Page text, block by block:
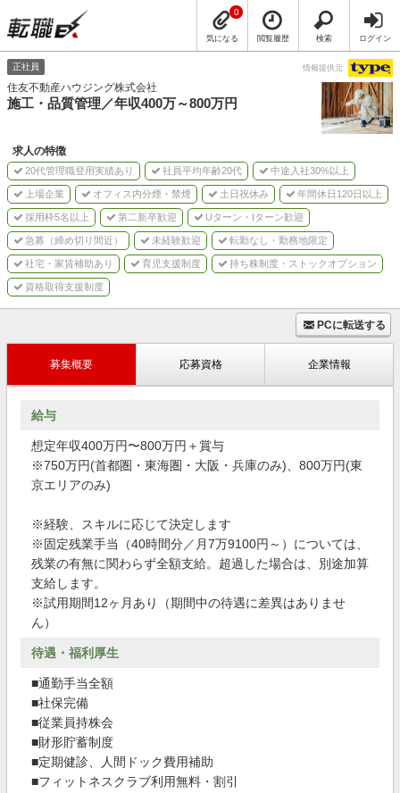
気になる
0
閲覧履歴 検索 ログイン
正社員 情報提供元
住友不動産ハウジング株式会社
施⼯・品質管理／年収400万～800万円
求人の特徴
20代管理職登用実績あり 社員平均年齢20代 中途入社30%以上
上場企業 オフィス内分煙・禁煙 土日祝休み 年間休日120日以上
採用枠5名以上 第二新卒歓迎 Uターン・Iターン歓迎
急募（締め切り間近） 未経験歓迎 転勤なし・勤務地限定
社宅・家賃補助あり 育児支援制度 持ち株制度・ストックオプション
資格取得支援制度
PCに転送する
募集概要 応募資格 企業情報
給与
想定年収400万円〜800万円＋賞与
※750万円(⾸都圏・東海圏・大阪・兵庫のみ)、800万円(東
京エリアのみ)
※経験、スキルに応じて決定します
※固定残業手当（40時間分／月7万9100円～）については、
残業の有無に関わらず全額支給。超過した場合は、別途加算
支給します。
※試用期間12ヶ月あり（期間中の待遇に差異はありませ
ん）
待遇・福利厚生
■通勤手当全額
■社保完備
■従業員持株会
■財形貯蓄制度
■定期健診、人間ドック費用補助
■フィットネスクラブ利用無料・割引